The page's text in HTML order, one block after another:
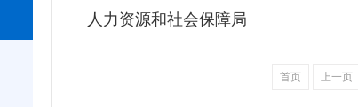
人力资源和社会保障局
首页 上一页